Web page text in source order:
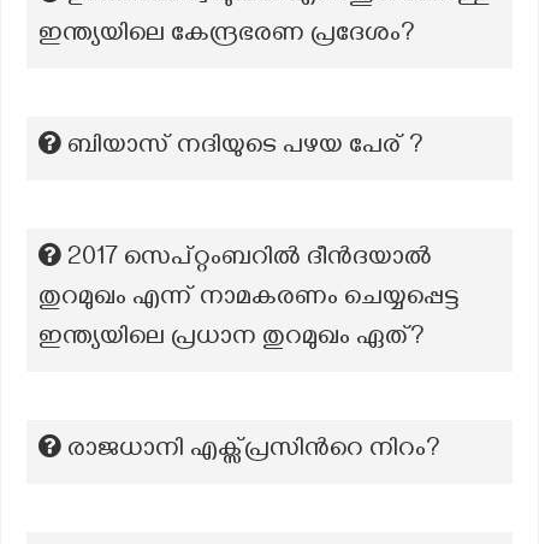
ഇന്ത്യയിലെ കേന്ദ്രഭരണ പ്രദേശം?
ബിയാസ് നദിയുടെ പഴയ പേര് ?
2017 സെപ്റ്റംബറിൽ ദീൻദയാൽ
തുറമുഖം എന്ന് നാമകരണം ചെയ്യപ്പെട്ട
ഇന്ത്യയിലെ പ്രധാന തുറമുഖം ഏത്?
രാജധാനി എക്സ്പ്രസിന്‍റെ നിറം?